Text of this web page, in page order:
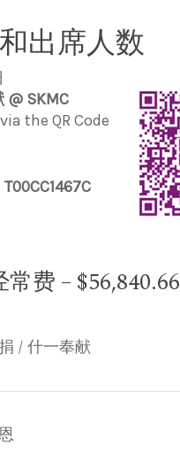
出席人数
@ SKMC
the QR Code
T00CC1467C
费 – $56,840.66
/ 什一奉献